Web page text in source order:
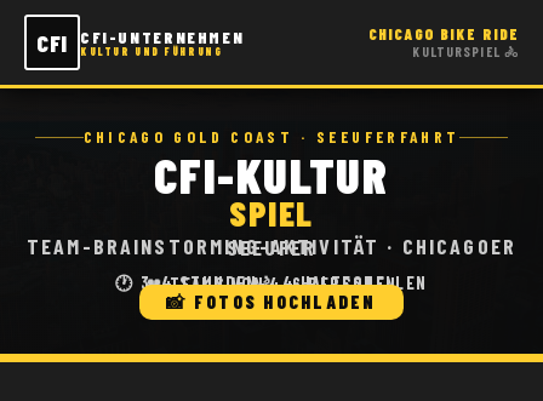
CFI CFI-UNTERNEHMEN
KULTUR UND FÜHRUNG
CHICAGO BIKE RIDE
KULTURSPIEL 🚴
CHICAGO GOLD COAST · SEEUFERFAHRT
CFI-KULTUR
SPIEL
TEAM-BRAINSTORMING-AKTIVITÄT · CHICAGOER SEEUFER
🕐 3–4 STUNDEN🚴 4 HALTESTELLEN
👥 TEAMS VON 4–6 PERSONEN
📸 FOTOS HOCHLADEN